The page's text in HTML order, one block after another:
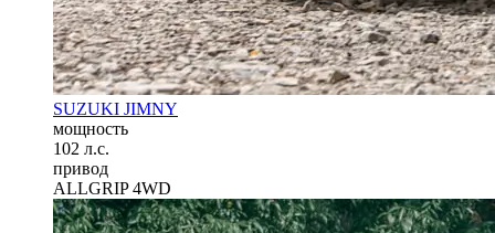
SUZUKI JIMNY
мощность
102 л.с.
привод
ALLGRIP 4WD